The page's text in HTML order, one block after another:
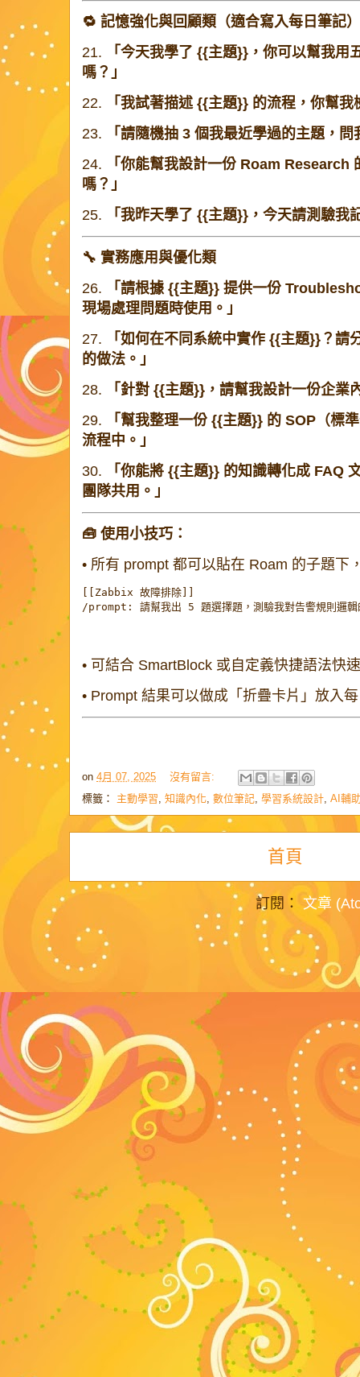
🔁 記憶強化與回顧類（適合寫入每日筆記）
21.
「今天我學了 {{主題}}，你可以幫我用
嗎？」
22.
「我試著描述 {{主題}} 的流程，你幫
23.
「請隨機抽 3 個我最近學過的主題，
24.
「你能幫我設計一份 Roam Research
嗎？」
25.
「我昨天學了 {{主題}}，今天請測驗我
🔧 實務應用與優化類
26.
「請根據 {{主題}} 提供一份
現場處理問題時使用。」
27.
「如何在不同系統中實作 {{主題}}？
的做法。」
28.
「針對 {{主題}}，請幫我設計一份企業
29.
「幫我整理一份 {{主題}} 的 SOP（標
流程中。」
30.
「你能將 {{主題}} 的知識轉化成 FAQ
團隊共用。」
🧰 使用小技巧：
• 所有 prompt 都可以貼在 Roam 的子題下
[[Zabbix 故障排除]]
/prompt: 請幫我出 5 題選擇題，測驗我對告警規則邏輯
• 可結合 SmartBlock 或自定義快捷語法快
• Prompt 結果可以做成「折疊卡片」放入
on 4月 07, 2025
沒有留言:
標籤： 主動學習 知識內化 數位筆記 學習系統設計 AI輔
首頁
訂閱： 文章